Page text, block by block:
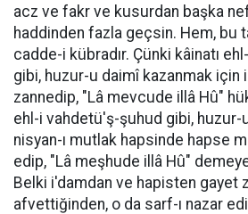
acz ve fakr ve kusurdan başka
haddinden fazla geçsin. Hem, bu
cadde-i kübradır. Çünki kâinatı
gibi, huzur-u daimî kazanmak için
zannedip, "Lâ mevcude illâ Hû"
ehl-i vahdetü'ş-şuhud gibi, huzur-
nisyan-ı mutlak hapsinde hapse
edip, "Lâ meşhude illâ Hû"
Belki i'damdan ve hapisten gayet
afvettiğinden, o da sarf-ı nazar